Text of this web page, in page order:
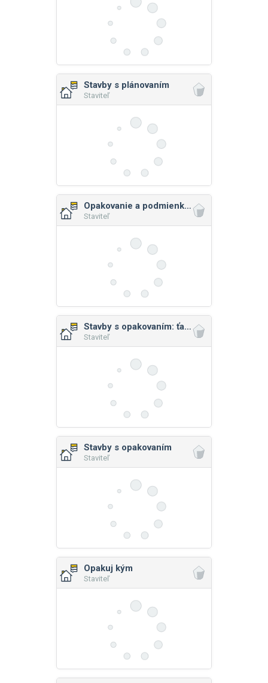
Stavby s plánovaním
Staviteľ
Opakovanie a podmienky: ťažšie
Staviteľ
Stavby s opakovaním: ťažšie
Staviteľ
Stavby s opakovaním
Staviteľ
Opakuj kým
Staviteľ